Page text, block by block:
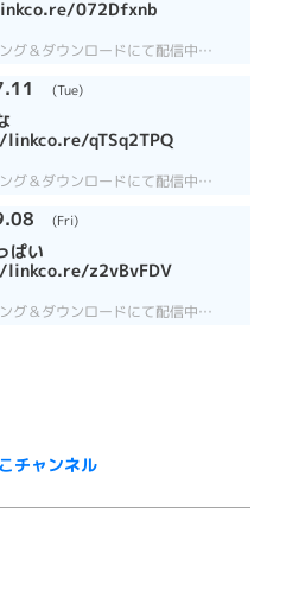
072Dfxnb
グ＆ダウンロードにて配信中
(Tue)
qTSq2TPQ
グ＆ダウンロードにて配信中
(Fri)
ぱい
z2vBvFDV
グ＆ダウンロードにて配信中
チャンネル